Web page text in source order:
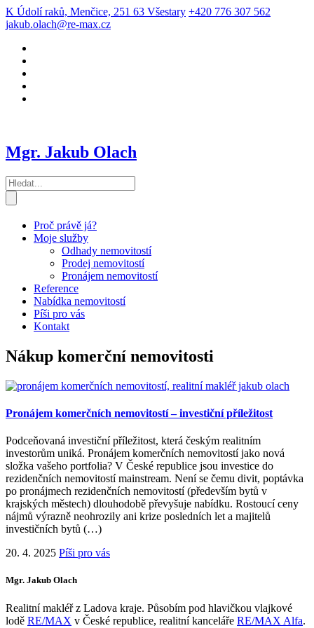
K Údolí raků, Menčice, 251 63 Všestary +420 776 307 562
jakub.olach@re-max.cz
Mgr. Jakub Olach
Proč právě já?
Moje služby
Odhady nemovitostí
Prodej nemovitostí
Pronájem nemovitostí
Reference
Nabídka nemovitostí
Píši pro vás
Kontakt
Nákup komerční nemovitosti
Pronájem komerčních nemovitostí – investiční příležitost
Podceňovaná investiční příležitost, která českým realitním
investorům uniká. Pronájem komerčních nemovitostí jako nová
složka vašeho portfolia? V České republice jsou investice do
rezidenčních nemovitostí mainstream. Není se čemu divit, poptávka
po pronájmech rezidenčních nemovitostí (především bytů v
krajských městech) dlouhodobě převyšuje nabídku. Rostoucí ceny
nájmů výrazně neohrozily ani krize posledních let a majitelů
investičních bytů (…)
20. 4. 2025 Píši pro vás
Mgr. Jakub Olach
Realitní makléř z Ladova kraje. Působím pod hlavičkou vlajkové
lodě RE/MAX v České republice, realitní kanceláře RE/MAX Alfa.